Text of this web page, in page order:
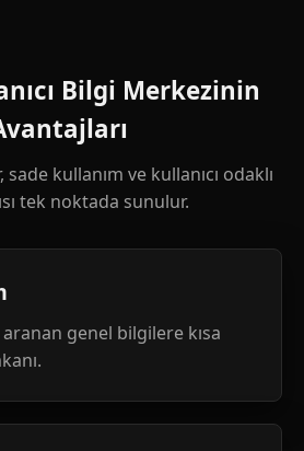
Bilgi Merkezinin
kullanım ve kullanıcı odaklı
tek noktada sunulur.
genel bilgilere kısa